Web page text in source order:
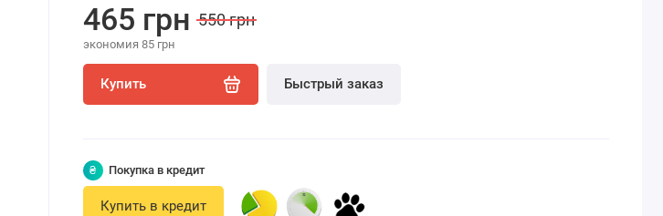
465 грн 550 грн
экономия 85 грн
Купить Быстрый заказ
₴ Покупка в кредит
Купить в кредит